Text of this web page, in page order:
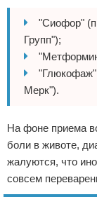
"Сиофор"
Групп");
"Глюкофаж"
Мерк").
На фоне приема
боли в животе,
жалуются, что
совсем